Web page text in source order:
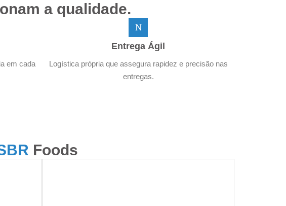
a qualidade.
em cada
Entrega Ágil
Logística própria que assegura rapidez e precisão nas
entregas.
Foods